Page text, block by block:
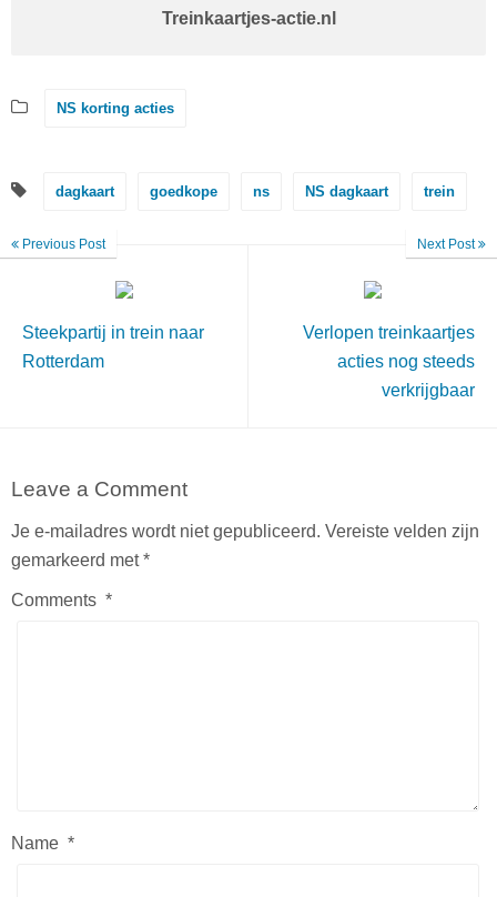
Treinkaartjes-actie.nl
NS korting acties
dagkaart goedkope ns NS dagkaart trein
Previous Post
Steekpartij in trein naar
Rotterdam
Next Post
Verlopen treinkaartjes
acties nog steeds
verkrijgbaar
Leave a Comment
Je e-mailadres wordt niet gepubliceerd. Vereiste velden zijn
gemarkeerd met*
Comments *
Name *